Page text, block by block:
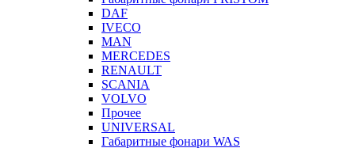
DAF
IVECO
MAN
MERCEDES
RENAULT
SCANIA
VOLVO
Прочее
UNIVERSAL
Габаритные фонари WAS